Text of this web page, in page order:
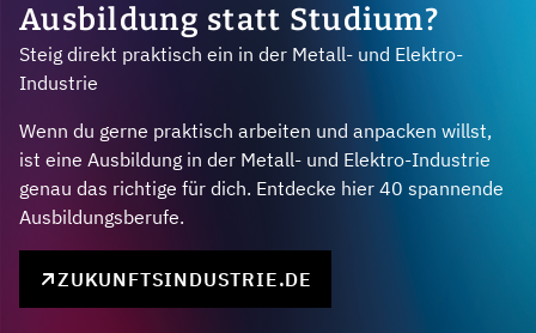
Ausbildung statt Studium?
Steig direkt praktisch ein in der Metall- und Elektro-
Industrie
Wenn du gerne praktisch arbeiten und anpacken willst,
ist eine Ausbildung in der Metall- und Elektro-Industrie
genau das richtige für dich. Entdecke hier 40 spannende
Ausbildungsberufe.
ZUKUNFTSINDUSTRIE.DE